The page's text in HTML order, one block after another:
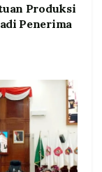
Produksi
Penerima